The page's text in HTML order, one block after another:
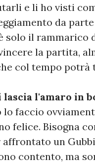
e li ho visti
da
solo il rammarico
la partita,
col tempo potrà
l'amaro in
faccio
felice. Bisogna
affrontato un
contento, ma